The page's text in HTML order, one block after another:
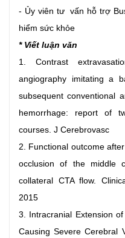
- Ủy viên tư vấn hỗ trợ
hiểm sức khỏe
* Viết luận văn
1. Contrast
angiography imitating a
subsequent conventional
hemorrhage: report of
courses. J Cerebrovasc
2. Functional outcome
occlusion of the middle
collateral CTA flow.
2015
3. Intracranial Extension
Causing Severe Cerebral